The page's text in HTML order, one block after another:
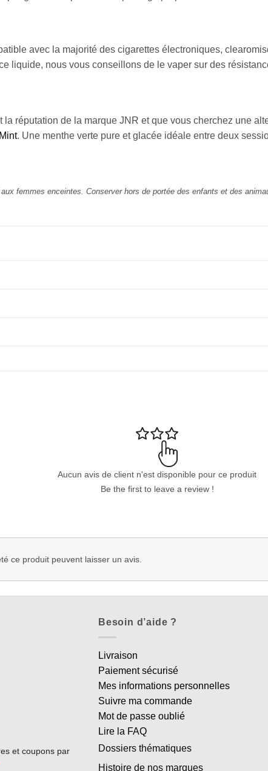
avec la majorité des cigarettes électroniques,
liquide, nous vous conseillons de le vaper sur des
réputation de la marque JNR et que vous cherchez une
. Une menthe verte pure et glacée idéale entre deux
femmes enceintes. Conserver hors de portée des enfants et des
Aucun avis de client n'est disponible pour ce produit
Be the first to leave a review !
ce produit peuvent laisser un avis.
et coupons par
Besoin d’aide ?
Livraison
Paiement sécurisé
Mes informations personnelles
Suivre ma commande
Mot de passe oublié
Lire la FAQ
Dossiers thématiques
Histoire de nos marques